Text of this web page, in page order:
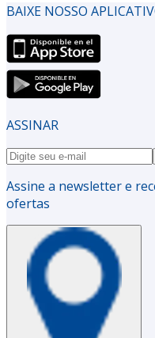
BAIXE NOSSO
ASSINAR
Assine a newsletter e
ofertas